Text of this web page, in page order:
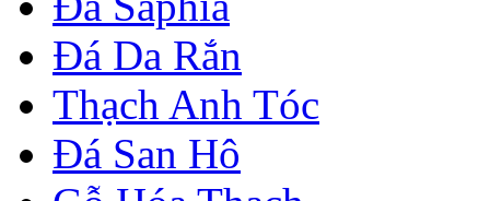
Đá Da Rắn
Thạch Anh Tóc
Đá San Hô